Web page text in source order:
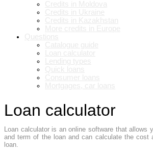
Loan calculator
Loan calculator is an online software that allows
and term of the loan and can calculate the cost
loan.